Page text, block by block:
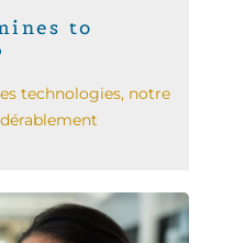
to
technologies, notre